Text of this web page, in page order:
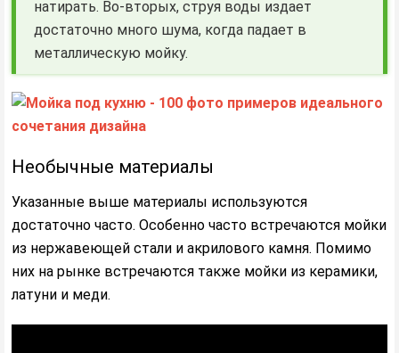
натирать. Во-вторых, струя воды издает
достаточно много шума, когда падает в
металлическую мойку.
Необычные материалы
Указанные выше материалы используются
достаточно часто. Особенно часто встречаются мойки
из нержавеющей стали и акрилового камня. Помимо
них на рынке встречаются также мойки из керамики,
латуни и меди.